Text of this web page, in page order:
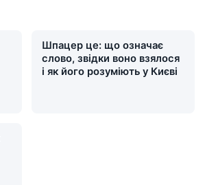
Шпацер це: що означає
слово, звідки воно взялося
і як його розуміють у Києві